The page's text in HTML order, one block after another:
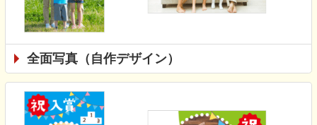
全面写真（自作デザイン）